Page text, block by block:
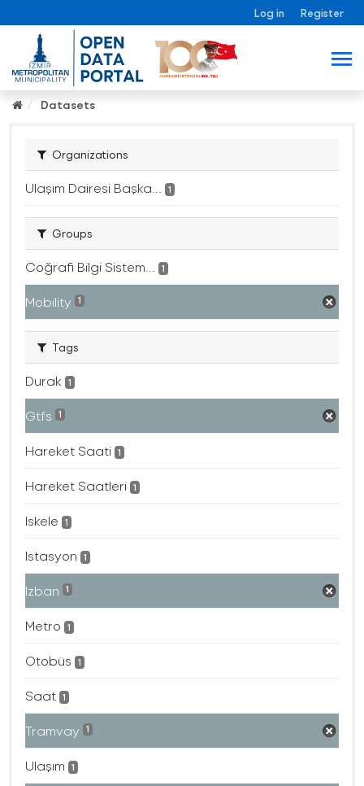
Log in Register
Datasets
Organizations
Ulaşım Dairesi Başka... 1
Groups
Coğrafi Bilgi Sistem... 1
Mobility 1
Tags
Durak 1
Gtfs 1
Hareket Saati 1
Hareket Saatleri 1
Iskele 1
Istasyon 1
Izban 1
Metro 1
Otobüs 1
Saat 1
Tramvay 1
Ulaşım 1